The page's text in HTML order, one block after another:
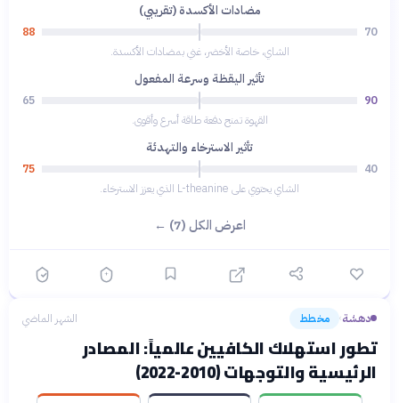
مضادات الأكسدة (تقريبي)
70
88
الشاي، خاصة الأخضر، غني بمضادات الأكسدة.
تأثير اليقظة وسرعة المفعول
90
65
القهوة تمنح دفعة طاقة أسرع وأقوى.
تأثير الاسترخاء والتهدئة
40
75
الشاي يحتوي على L-theanine الذي يعزز الاسترخاء.
اعرض الكل (7) ←
دهشة› مخطط الشهر الماضي
تطور استهلاك الكافيين عالمياً: المصادر
الرئيسية والتوجهات (2010-2022)